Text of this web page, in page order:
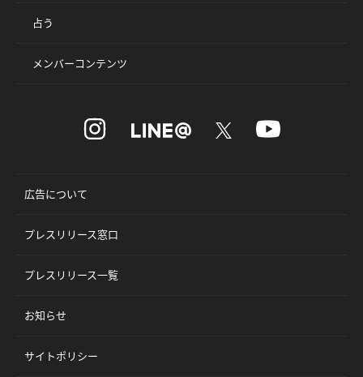
占う
メンバーコンテンツ
広告について
プレスリリース窓口
プレスリリース一覧
お知らせ
サイトポリシー